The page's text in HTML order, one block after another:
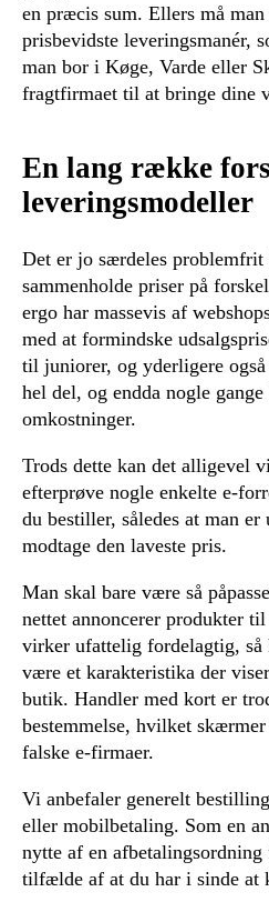
en præcis sum. Ellers må man
prisbevidste leveringsmanér,
man bor i Køge, Varde eller
fragtfirmaet til at bringe dine
En lang række
leveringsmodeller
Det er jo særdeles
sammenholde priser på
ergo har massevis af
med at formindske
til juniorer, og yderligere
hel del, og endda nogle
omkostninger.
Trods dette kan det alligevel
efterprøve nogle enkelte e-
du bestiller, således at man
modtage den laveste pris.
Man skal bare være så
nettet annoncerer produkter
virker ufattelig fordelagtig, så
være et karakteristika der
butik. Handler med kort er
bestemmelse, hvilket
falske e-firmaer.
Vi anbefaler generelt
eller mobilbetaling. Som en
nytte af en
tilfælde af at du har i sinde at